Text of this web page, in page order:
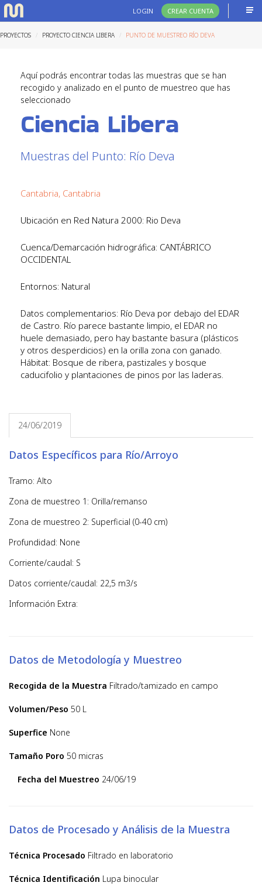
LOGIN CREAR CUENTA
PROYECTOS PROYECTO CIENCIA LIBERA PUNTO DE MUESTREO RÍO DEVA
Aquí podrás encontrar todas las muestras que se han
recogido y analizado en el punto de muestreo que has
seleccionado
Ciencia Libera
Muestras del Punto: Río Deva
Cantabria, Cantabria
Ubicación en Red Natura 2000: Rio Deva
Cuenca/Demarcación hidrográfica: CANTÁBRICO
OCCIDENTAL
Entornos: Natural
Datos complementarios: Río Deva por debajo del EDAR
de Castro. Río parece bastante limpio, el EDAR no
huele demasiado, pero hay bastante basura (plásticos
y otros desperdicios) en la orilla zona con ganado.
Hábitat: Bosque de ribera, pastizales y bosque
caducifolio y plantaciones de pinos por las laderas.
24/06/2019
Datos Específicos para Río/Arroyo
Tramo: Alto
Zona de muestreo 1: Orilla/remanso
Zona de muestreo 2: Superficial (0-40 cm)
Profundidad: None
Corriente/caudal: S
Datos corriente/caudal: 22,5 m3/s
Información Extra:
Datos de Metodología y Muestreo
Recogida de la Muestra Filtrado/tamizado en campo
Volumen/Peso 50 L
Superfice None
Tamaño Poro 50 micras
Fecha del Muestreo 24/06/19
Datos de Procesado y Análisis de la Muestra
Técnica Procesado Filtrado en laboratorio
Técnica Identificación Lupa binocular